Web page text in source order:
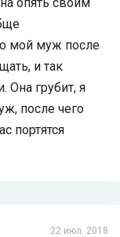
мой муж после
и так
Она грубит, я
после чего
портятся
22 июл. 2018